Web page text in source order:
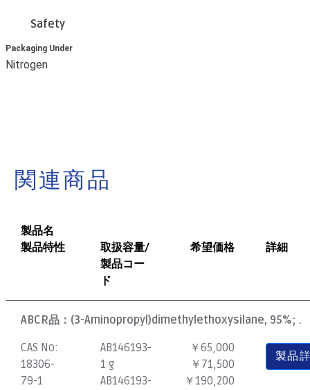
Safety
Packaging Under
Nitrogen
関連商品
製品名
製品特性
取扱容量/
製品コー
ド
希望価格 詳細
ABCR品： (3-Aminopropyl)dimethylethoxysilane, 95%; .
CAS No:
18306-
79-1
AB146193-
1 g
AB146193-
￥65,000
￥71,500
￥190,200
製品